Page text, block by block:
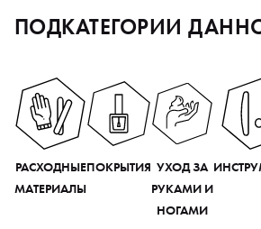
ПОДКАТЕГОРИИ
РАСХОДНЫЕ
МАТЕРИАЛЫ
ПОКРЫТИЯ УХОД ЗА
РУКАМИ И
НОГАМИ